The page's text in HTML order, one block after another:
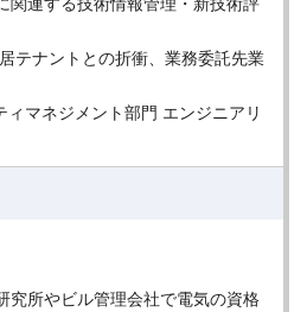
テナントとの折衝、業務委託先業
マネジメント部門 エンジニアリ
究所やビル管理会社で電気の資格